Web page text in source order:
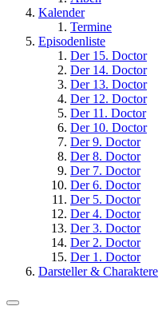
Kalender
Termine
Episodenliste
Der 15. Doctor
Der 14. Doctor
Der 13. Doctor
Der 12. Doctor
Der 11. Doctor
Der 10. Doctor
Der 9. Doctor
Der 8. Doctor
Der 7. Doctor
Der 6. Doctor
Der 5. Doctor
Der 4. Doctor
Der 3. Doctor
Der 2. Doctor
Der 1. Doctor
Darsteller & Charaktere